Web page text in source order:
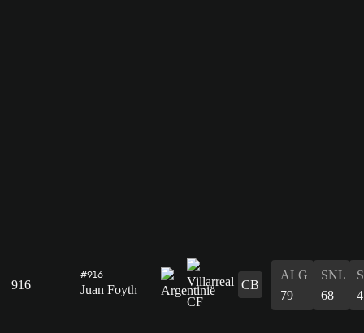
916
#916
Juan Foyth CB
ALG
79
SNL
68